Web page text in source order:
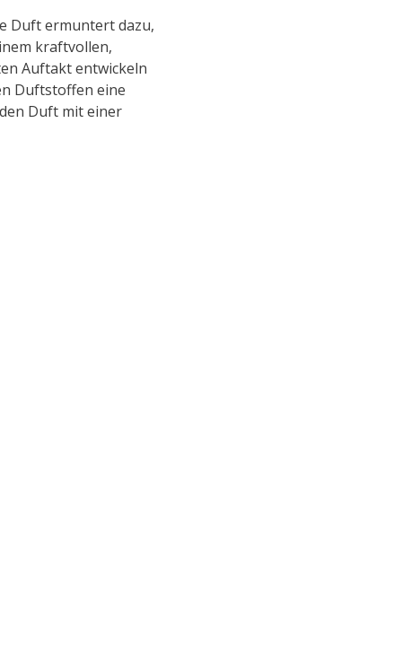
Duft ermuntert dazu,
kraftvollen,
Auftakt entwickeln
Duftstoffen eine
Duft mit einer